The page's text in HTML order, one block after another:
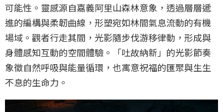
可能性。靈感源自嘉義阿里山森林意象，透過層層遞
進的編構與柔韌曲線，形塑宛如林間氣息流動的有機
場域。觀者行走其間，光影隨步伐游移律動，形成與
身體感知互動的空間體驗。「吐故納新」的光影節奏
象徵自然呼吸與能量循環，也寓意祝福的匯聚與生生
不息的生命力。